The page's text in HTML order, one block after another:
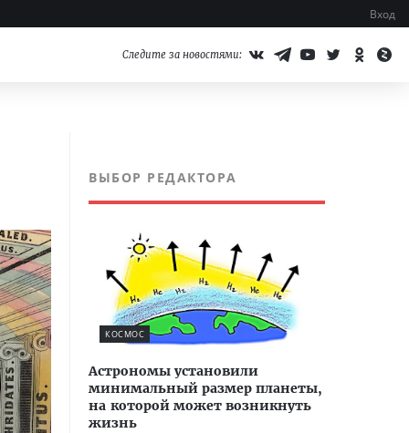
Вход
Следите за новостями:
ВЫБОР РЕДАКТОРА
КОСМОС
Астрономы установили
минимальный размер планеты,
на которой может возникнуть
жизнь